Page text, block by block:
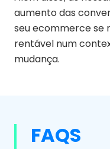
aumento das
seu ecommerce
rentável num
mudança.
FAQS